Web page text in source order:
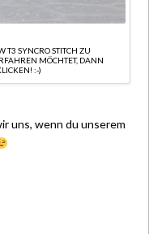
T3 SYNCRO STITCH ZU
MÖCHTET, DANN
:-)
uns, wenn du unserem